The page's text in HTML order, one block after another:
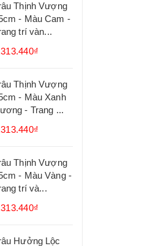
Thịnh Vượng
- Màu Cam -
trí vàn...
Thịnh Vượng
- Màu Xanh
- Trang ...
Thịnh Vượng
- Màu Vàng -
trí và...
Hưởng Lộc